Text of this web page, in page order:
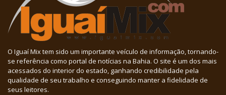
O Iguaí Mix tem sido um importante veículo de informação, tornando-
se referência como portal de notícias na Bahia. O site é um dos mais
acessados do interior do estado, ganhando credibilidade pela
qualidade de seu trabalho e conseguindo manter a fidelidade de
seus leitores.